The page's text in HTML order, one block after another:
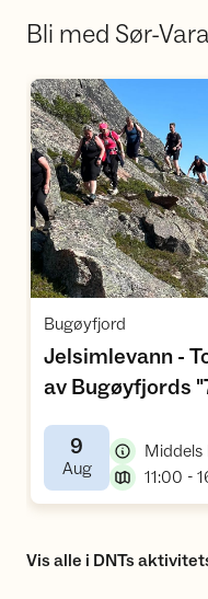
Bli med Sør-
Bugøyfjord
Jelsimlevann -
av Bugøyfjords
9
Aug,
11:00 -
Vis alle i DNTs